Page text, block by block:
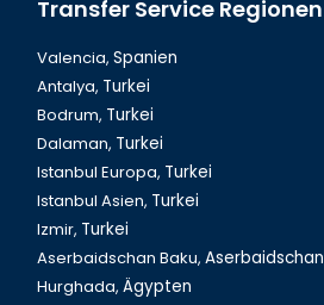
Transfer Service Regionen
Valencia, Spanien
Antalya, Turkei
Bodrum, Turkei
Dalaman, Turkei
Istanbul Europa, Turkei
Istanbul Asien, Turkei
Izmir, Turkei
Aserbaidschan Baku, Aserbaidschan
Hurghada, Ägypten